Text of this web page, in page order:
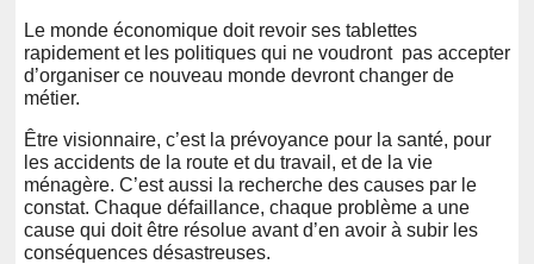
Le monde économique doit revoir ses tablettes
rapidement et les politiques qui ne voudront pas accepter
d’organiser ce nouveau monde devront changer de
métier.
Être visionnaire, c’est la prévoyance pour la santé, pour
les accidents de la route et du travail, et de la vie
ménagère. C’est aussi la recherche des causes par le
constat. Chaque défaillance, chaque problème a une
cause qui doit être résolue avant d’en avoir à subir les
conséquences désastreuses.